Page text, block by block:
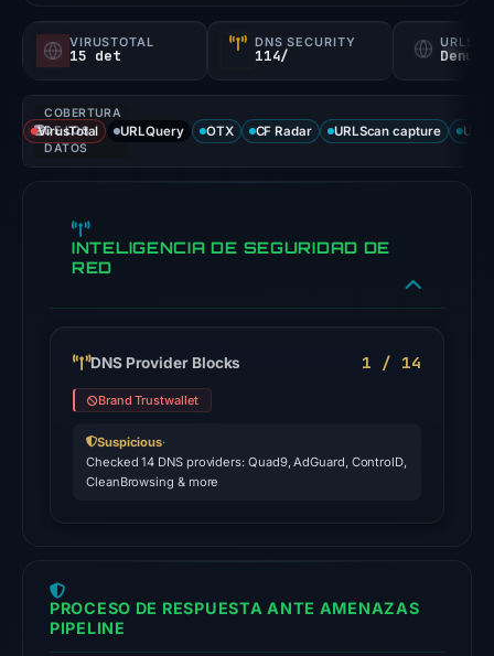
probability).
signals:
15
of
flagged
domain
Feb
25,
at
00:55
flagged
VIRUSTOTAL
15 det
DNS SECURITY
114/
COBERTURA
DE LOS
DATOS
VirusTotal URLQuery OTX CF Radar URLScan capture
INTELIGENCIA DE SEGURIDAD DE
RED
DNS Provider Blocks 1 / 14
Brand Trustwallet
Suspicious·
Checked 14 DNS providers: Quad9, AdGuard, ControlD,
CleanBrowsing & more
PROCESO DE RESPUESTA ANTE AMENAZAS
PIPELINE